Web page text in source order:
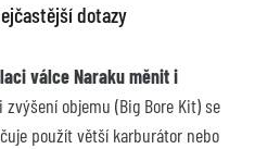
dotazy
válce Naraku měnit i
zvýšení objemu (Big Bore Kit) se
použít větší karburátor nebo